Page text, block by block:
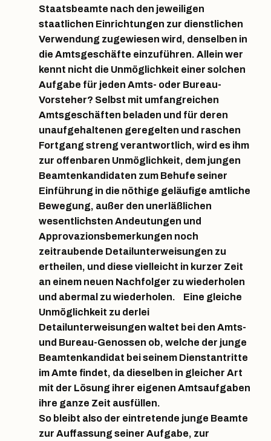
Staatsbeamte nach den jeweiligen
staatlichen Einrichtungen zur dienstlichen
Verwendung zugewiesen wird, denselben in
die Amtsgeschäfte einzuführen. Allein wer
kennt nicht die Unmöglichkeit einer solchen
Aufgabe für jeden Amts- oder Bureau-
Vorsteher? Selbst mit umfangreichen
Amtsgeschäften beladen und für deren
unaufgehaltenen geregelten und raschen
Fortgang streng verantwortlich, wird es ihm
zur offenbaren Unmöglichkeit, dem jungen
Beamtenkandidaten zum Behufe seiner
Einführung in die nöthige geläufige amtliche
Bewegung, außer den unerläßlichen
wesentlichsten Andeutungen und
Approvazionsbemerkungen noch
zeitraubende Detailunterweisungen zu
ertheilen, und diese vielleicht in kurzer Zeit
an einem neuen Nachfolger zu wiederholen
und abermal zu wiederholen. Eine gleiche
Unmöglichkeit zu derlei
Detailunterweisungen waltet bei den Amts-
und Bureau-Genossen ob, welche der junge
Beamtenkandidat bei seinem Dienstantritte
im Amte findet, da dieselben in gleicher Art
mit der Lösung ihrer eigenen Amtsaufgaben
ihre ganze Zeit ausfüllen.
So bleibt also der eintretende junge Beamte
zur Auffassung seiner Aufgabe, zur